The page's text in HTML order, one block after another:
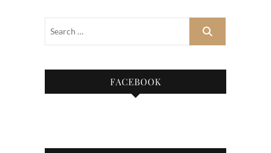
FACEBOOK